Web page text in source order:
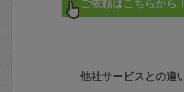
他社サービスとの違